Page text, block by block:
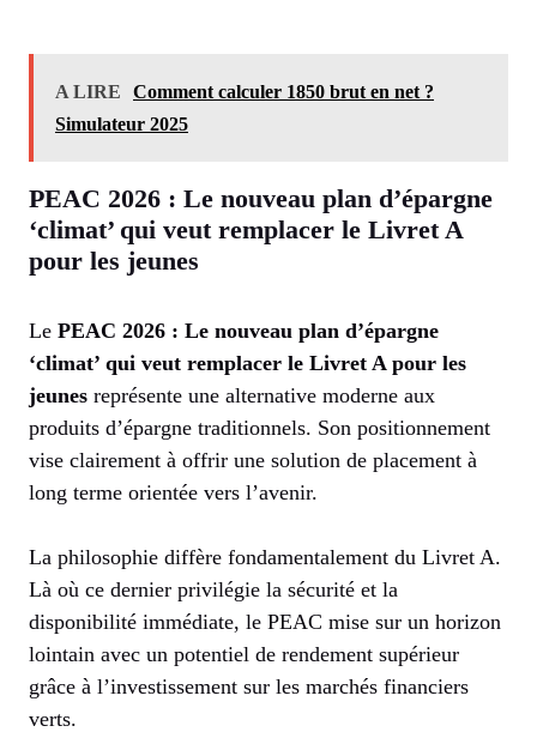
A LIRE
Comment calculer 1850 brut en net ?
Simulateur 2025
PEAC 2026 : Le nouveau plan d’épargne
‘climat’ qui veut remplacer le Livret A
pour les jeunes
Le PEAC 2026 : Le nouveau plan d’épargne
‘climat’ qui veut remplacer le Livret A pour les
jeunes représente une alternative moderne aux
produits d’épargne traditionnels. Son positionnement
vise clairement à offrir une solution de placement à
long terme orientée vers l’avenir.
La philosophie diffère fondamentalement du Livret A.
Là où ce dernier privilégie la sécurité et la
disponibilité immédiate, le PEAC mise sur un horizon
lointain avec un potentiel de rendement supérieur
grâce à l’investissement sur les marchés financiers
verts.